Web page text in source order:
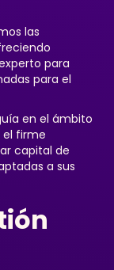
las
para
para el
en el ámbito
el firme
capital de
a sus